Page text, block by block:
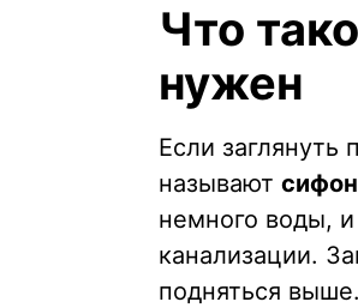
Что
нужен
Если заглянуть
называют
немного воды,
канализации.
подняться выше.